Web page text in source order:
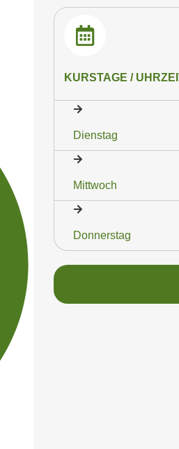
KURSTAGE /
Dienstag
Mittwoch
Donnerstag